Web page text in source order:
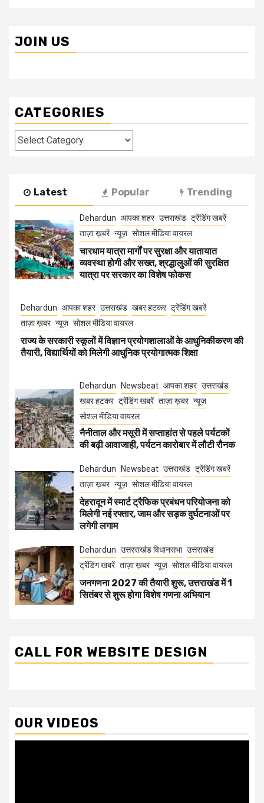
JOIN US
CATEGORIES
Categories
Latest Popular Trending
Dehardun आपका शहर उत्तराखंड ट्रेंडिंग खबरें
ताज़ा ख़बरें न्यूज़ सोशल मीडिया वायरल
चारधाम यात्रा मार्गों पर सुरक्षा और यातायात
व्यवस्था होगी और सख्त, श्रद्धालुओं की सुरक्षित
यात्रा पर सरकार का विशेष फोकस
Dehardun आपका शहर उत्तराखंड खबर हटकर ट्रेंडिंग खबरें
ताज़ा ख़बर न्यूज़ सोशल मीडिया वायरल
राज्य के सरकारी स्कूलों में विज्ञान प्रयोगशालाओं के आधुनिकीकरण की
तैयारी, विद्यार्थियों को मिलेगी आधुनिक प्रयोगात्मक शिक्षा
Dehardun Newsbeat आपका शहर उत्तराखंड
खबर हटकर ट्रेंडिंग खबरें ताज़ा ख़बर न्यूज़
सोशल मीडिया वायरल
नैनीताल और मसूरी में सप्ताहांत से पहले पर्यटकों
की बढ़ी आवाजाही, पर्यटन कारोबार में लौटी रौनक
Dehardun Newsbeat उत्तराखंड ट्रेंडिंग खबरें
ताज़ा ख़बर न्यूज़ सोशल मीडिया वायरल
देहरादून में स्मार्ट ट्रैफिक प्रबंधन परियोजना को
मिलेगी नई रफ्तार, जाम और सड़क दुर्घटनाओं पर
लगेगी लगाम
Dehardun उत्तरराखंड विधानसभा उत्तराखंड
ट्रेंडिंग खबरें ताज़ा ख़बर न्यूज़ सोशल मीडिया वायरल
जनगणना 2027 की तैयारी शुरू, उत्तराखंड में 1
सितंबर से शुरू होगा विशेष गणना अभियान
CALL FOR WEBSITE DESIGN
OUR VIDEOS